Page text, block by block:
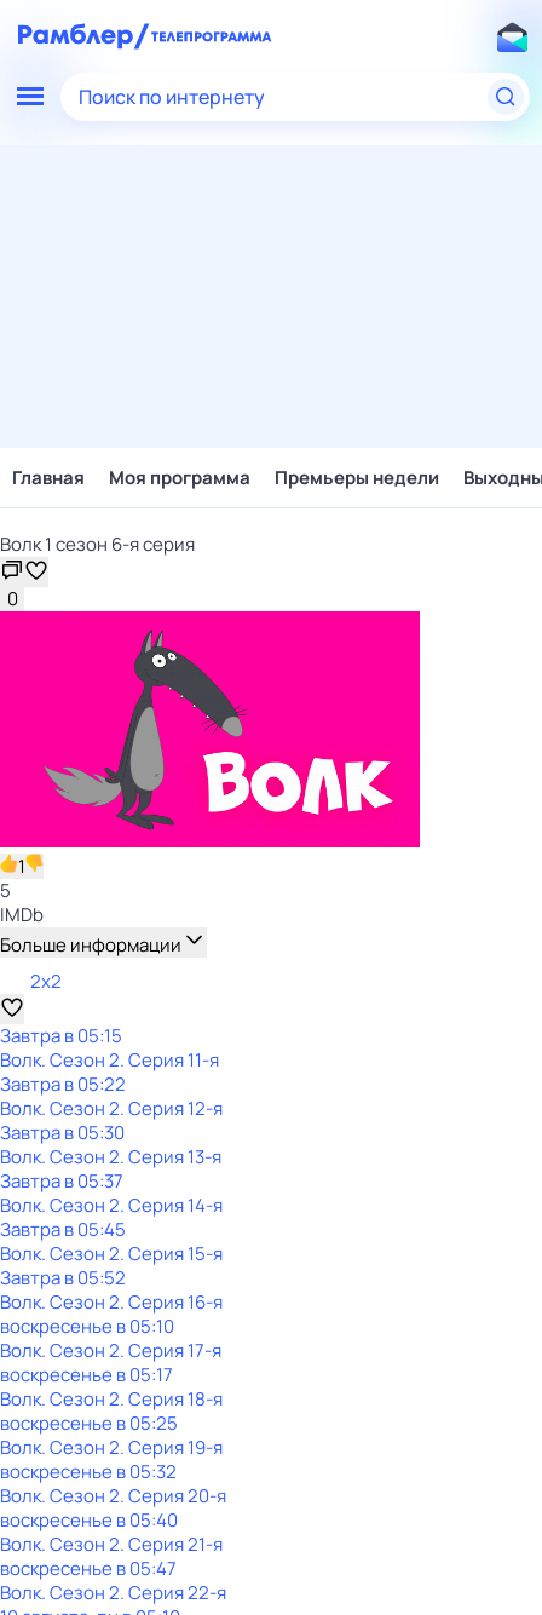
Поиск по интернету
Главная Моя программа Премьеры недели
Волк 1 сезон 6-я серия
0
1
5
IMDb
Больше информации
2x2
Завтра в 05:15
Волк. Сезон 2. Серия 11-я
Завтра в 05:22
Волк. Сезон 2. Серия 12-я
Завтра в 05:30
Волк. Сезон 2. Серия 13-я
Завтра в 05:37
Волк. Сезон 2. Серия 14-я
Завтра в 05:45
Волк. Сезон 2. Серия 15-я
Завтра в 05:52
Волк. Сезон 2. Серия 16-я
воскресенье в05:10
Волк. Сезон 2. Серия 17-я
воскресенье в05:17
Волк. Сезон 2. Серия 18-я
воскресенье в05:25
Волк. Сезон 2. Серия 19-я
воскресенье в05:32
Волк. Сезон 2. Серия 20-я
воскресенье в05:40
Волк. Сезон 2. Серия 21-я
воскресенье в05:47
Волк. Сезон 2. Серия 22-я